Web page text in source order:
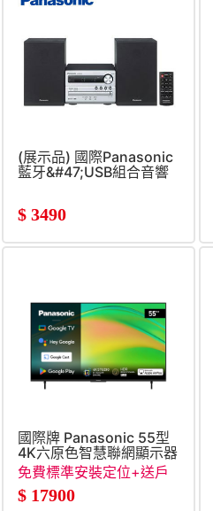
(展示品) 國際Panasonic
藍牙&#47;USB組合音響
$ 3490
國際牌 Panasonic 55型
4K六原色智慧聯網顯示器
免費標準安裝定位+送戶
外露營風扇燈組
$ 17900